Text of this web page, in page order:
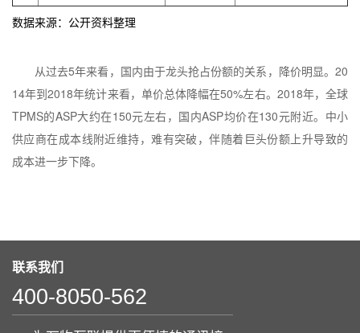
数据来源：公开资料整理
从过去5年来看，国内由于龙头抢占份额的关系，降价明显。20
14年到2018年统计来看，单价总体降幅在50%左右。2018年，全球
TPMS的ASP大约在150元左右，国内ASP均价在130元附近。中小
供应商在成本线附近维持，难有突破，伴随着巨头份额上升导致的
成本进一步下降。
联系我们
400-8050-562